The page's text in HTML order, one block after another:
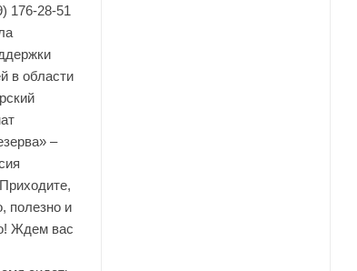
176-28-51
в области
–
полезно и
Ждем вас